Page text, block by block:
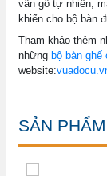
vân gỗ tự nhiên,
khiến cho bộ bàn
Tham khảo thêm
những bộ bàn ghế
website:
SẢN